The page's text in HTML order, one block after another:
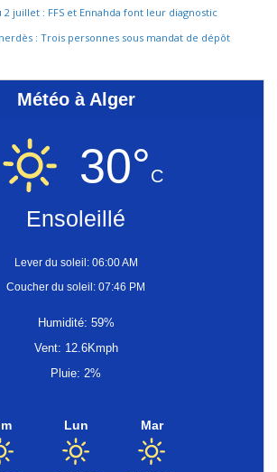
2 juillet : FFS et Ennahda font leur diagnostic
: Trois personnes sous mandat de dépôt
Météo à Alger
30°C
Ensoleillé
Lever du soleil: 06:00 AM
Coucher du soleil: 07:46 PM
Humidité: 59%
Vent: 12.6Kmph
Pluie: 2%
Lun Mar